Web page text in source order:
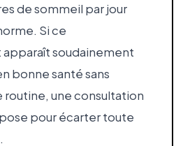
de sommeil par jour
Si ce
soudainement
bonne santé sans
une consultation
pour écarter toute